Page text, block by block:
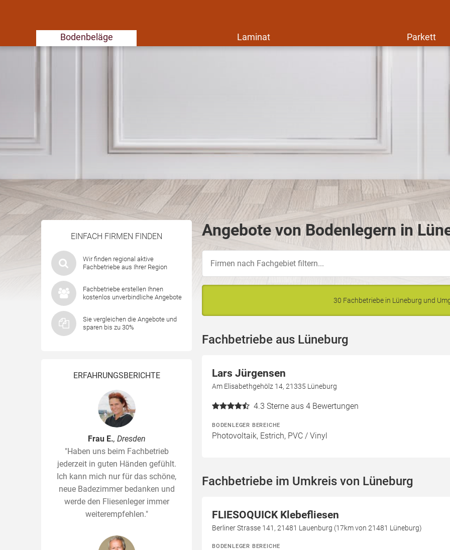
Bodenbeläge Laminat Parkett
EINFACH FIRMEN FINDEN
Wir finden regional aktive
Fachbetriebe aus Ihrer Region
Fachbetriebe erstellen Ihnen
kostenlos unverbindliche Angebote
Sie vergleichen die Angebote und
sparen bis zu 30%
ERFAHRUNGSBERICHTE
Frau E., Dresden
"Haben uns beim Fachbetrieb
jederzeit in guten Händen gefühlt.
Ich kann mich nur für das schöne,
neue Badezimmer bedanken und
werde den Fliesenleger immer
weiterempfehlen."
Angebote von Bodenlegern in
30 Fachbetriebe in Lüneburg und
Fachbetriebe aus Lüneburg
Lars Jürgensen
Am Elisabethgehölz 14, 21335 Lüneburg
4.3 Sterne aus 4 Bewertungen
BODENLEGER BEREICHE
Photovoltaik, Estrich, PVC / Vinyl
Fachbetriebe im Umkreis von Lüneburg
FLIESOQUICK Klebefliesen
Berliner Strasse 141, 21481 Lauenburg (17km von 21481 Lüneburg)
BODENLEGER BEREICHE